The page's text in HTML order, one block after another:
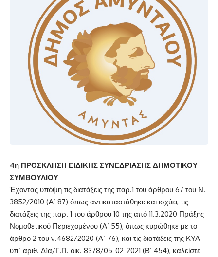
4η ΠΡΟΣΚΛΗΣΗ ΕΙΔΙΚΗΣ ΣΥΝΕΔΡΙΑΣΗΣ ΔΗΜΟΤΙΚΟΥ
ΣΥΜΒΟΥΛΙΟΥ
Έχοντας υπόψη τις διατάξεις της παρ.1 του άρθρου 67 του Ν.
3852/2010 (Α’ 87) όπως αντικαταστάθηκε και ισχύει, τις
διατάξεις της παρ. 1 του άρθρου 10 της από 11.3.2020 Πράξης
Νομοθετικού Περιεχομένου (Α’ 55), όπως κυρώθηκε με το
άρθρο 2 του ν.4682/2020 (Α΄ 76), και τις διατάξεις της ΚΥΑ
υπ΄ αριθ. Δ1α/Γ.Π. οικ. 8378/05-02-2021 (Β’ 454), καλείστε